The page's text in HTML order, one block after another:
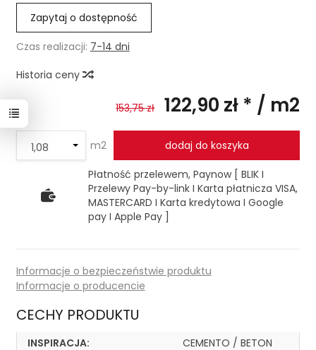
Zapytaj o dostępność
Czas realizacji: 7-14 dni
Historia ceny
153,75 zł 122,90 zł * / m2
m2 dodaj do koszyka
Płatność przelewem, Paynow [ BLIK I
Przelewy Pay-by-link I Karta płatnicza VISA,
MASTERCARD I Karta kredytowa I Google
pay I Apple Pay ]
Informacje o bezpieczeństwie produktu
Informacje o producencie
CECHY PRODUKTU
INSPIRACJA:
CEMENTO / BETON